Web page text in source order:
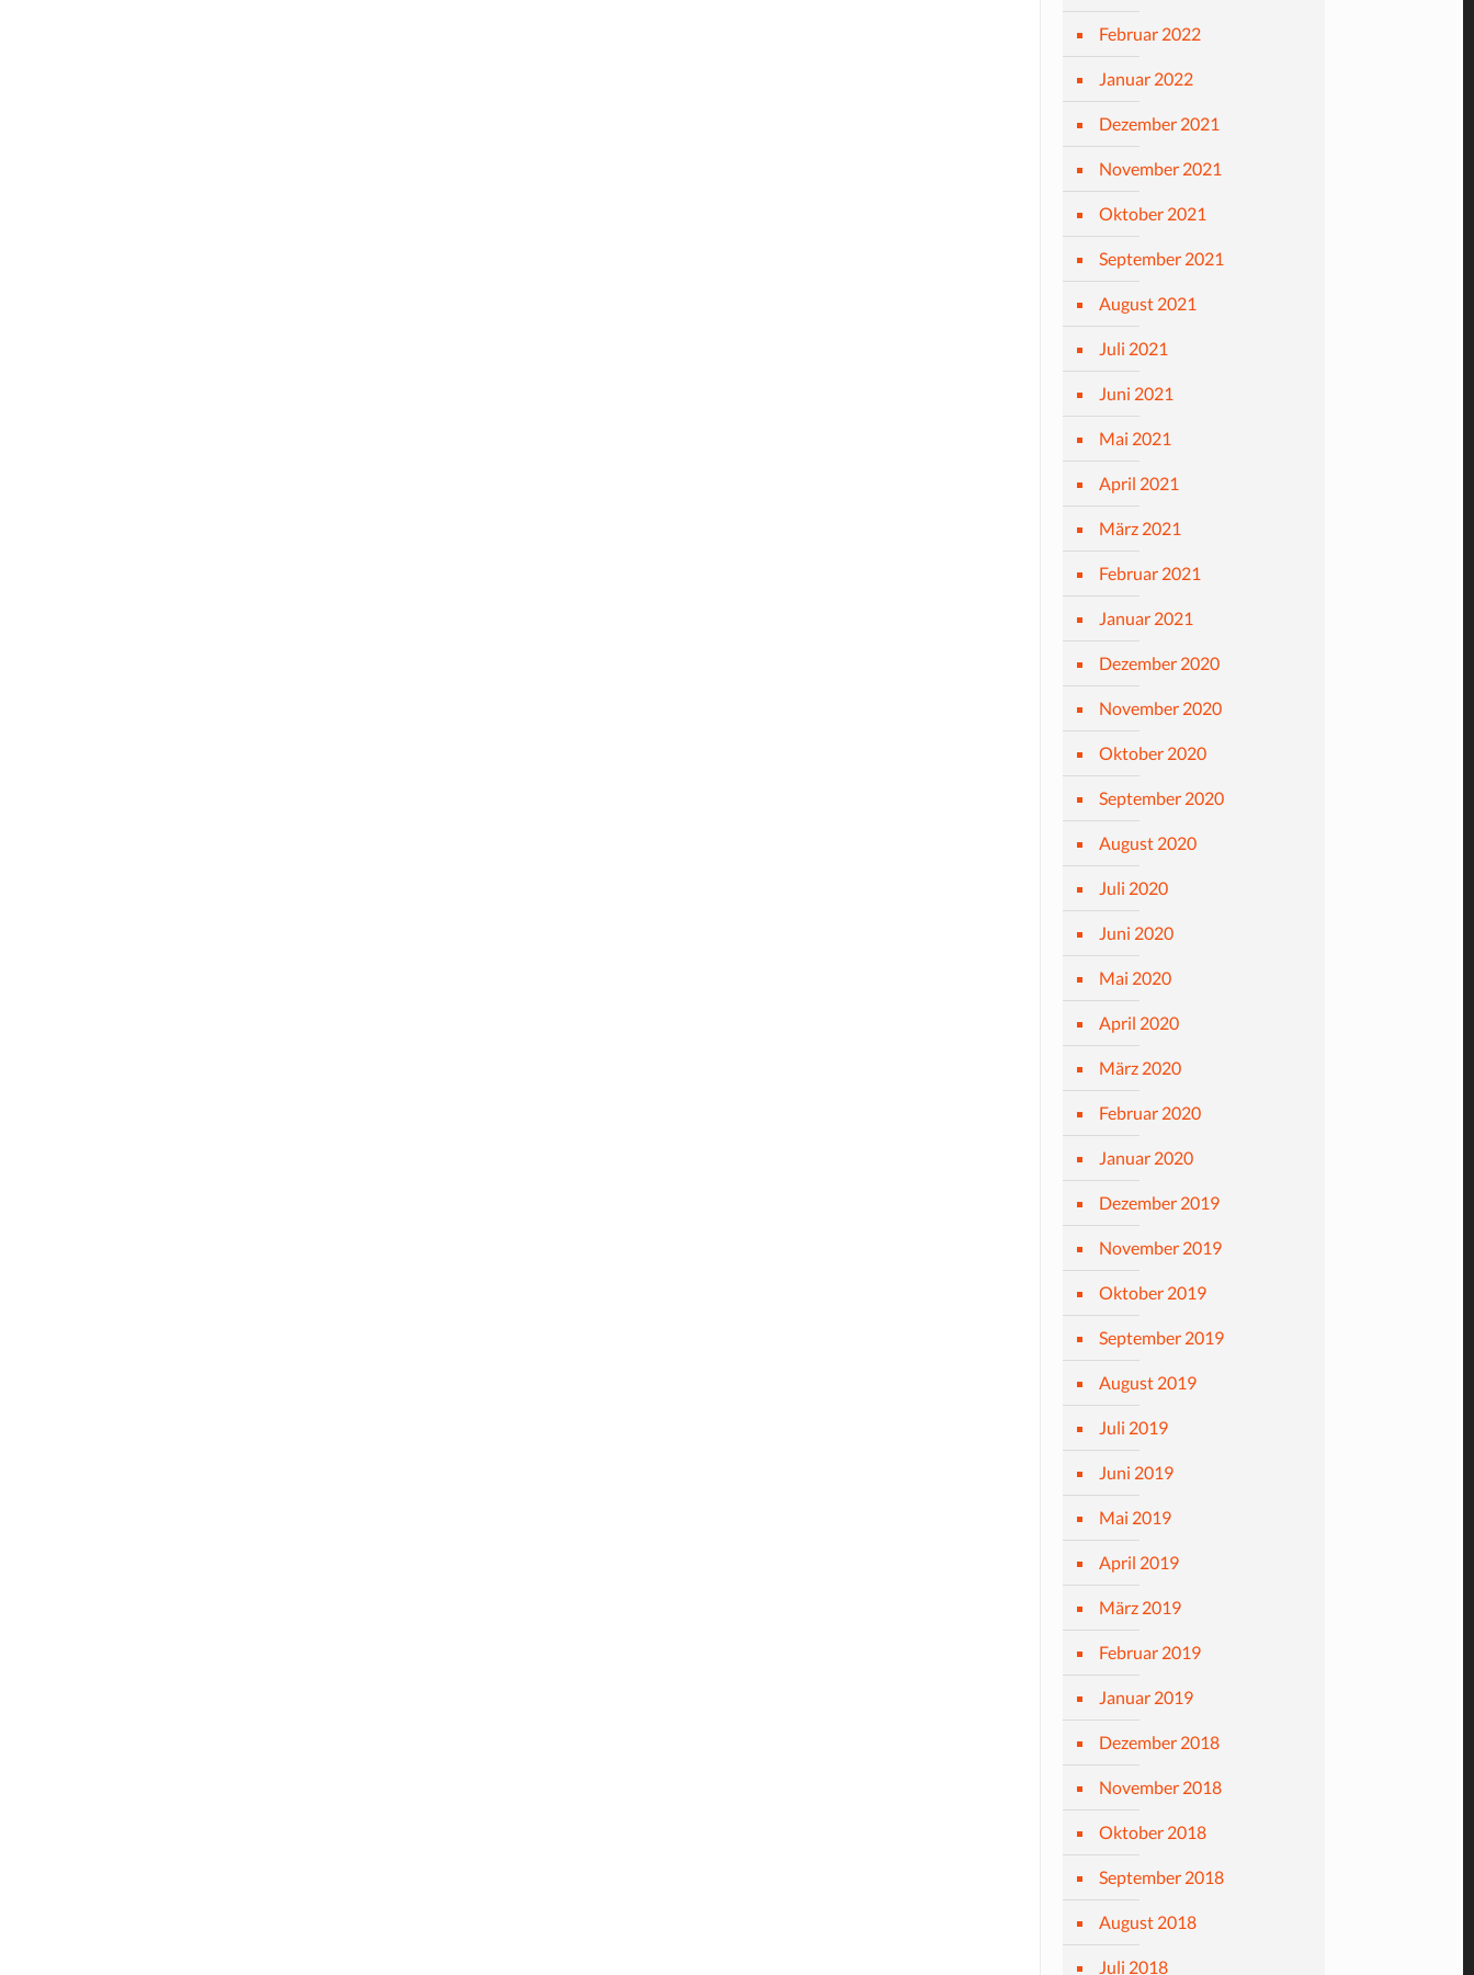
Februar 2022
Januar 2022
Dezember 2021
November 2021
Oktober 2021
September 2021
August 2021
Juli 2021
Juni 2021
Mai 2021
April 2021
März 2021
Februar 2021
Januar 2021
Dezember 2020
November 2020
Oktober 2020
September 2020
August 2020
Juli 2020
Juni 2020
Mai 2020
April 2020
März 2020
Februar 2020
Januar 2020
Dezember 2019
November 2019
Oktober 2019
September 2019
August 2019
Juli 2019
Juni 2019
Mai 2019
April 2019
März 2019
Februar 2019
Januar 2019
Dezember 2018
November 2018
Oktober 2018
September 2018
August 2018
Juli 2018